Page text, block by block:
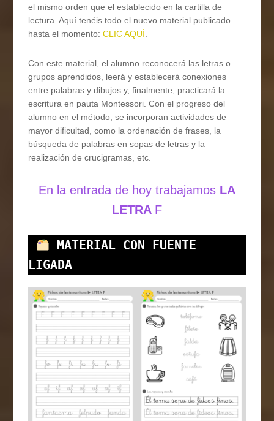
el mismo orden que el establecido en la cartilla de
lectura. Aquí tenéis todo el nuevo material publicado
hasta el momento:CLIC AQUÍ.
Con este material, el alumno reconocerá las letras o
grupos aprendidos, leerá y establecerá conexiones
entre palabras y dibujos y, finalmente, practicará la
escritura en pauta Montessori. Con el progreso del
alumno en el método, se incorporan actividades de
mayor dificultad, como la ordenación de frases, la
búsqueda de palabras en sopas de letras y la
realización de crucigramas, etc.
En la entrada de hoy trabajamos LA
LETRA F
MATERIAL CON FUENTE
LIGADA